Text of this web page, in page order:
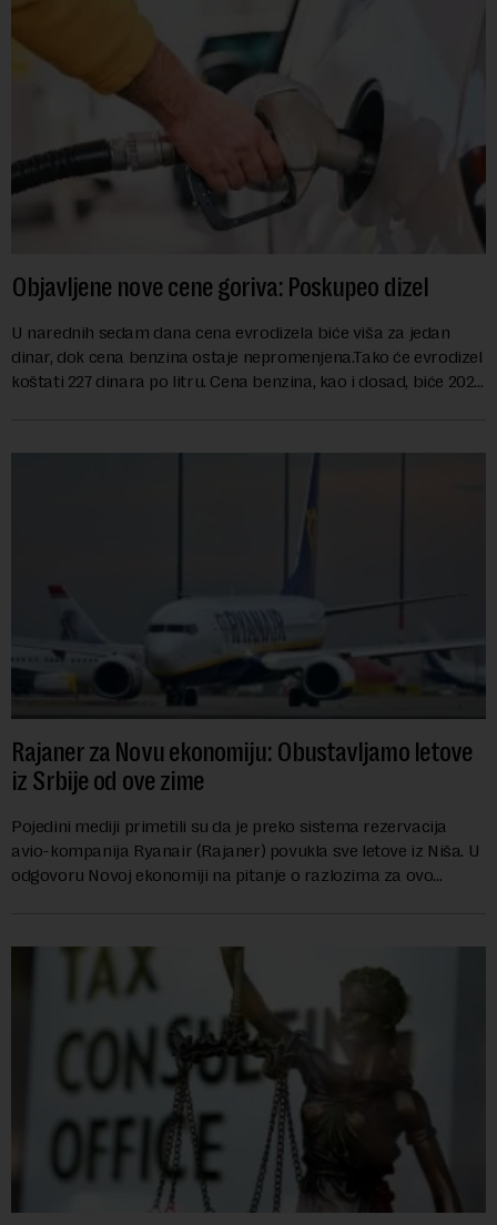
Objavljene nove cene goriva: Poskupeo dizel
U narednih sedam dana cena evrodizela biće viša za jedan
dinar, dok cena benzina ostaje nepromenjena.Tako će evrodizel
koštati 227 dinara po litru. Cena benzina, kao i dosad, biće 202
Rajaner za Novu ekonomiju: Obustavljamo letove
iz Srbije od ove zime
Pojedini mediji primetili su da je preko sistema rezervacija
avio-kompanija Ryanair (Rajaner) povukla sve letove iz Niša. U
odgovoru Novoj ekonomiji na pitanje o razlozima za ovo